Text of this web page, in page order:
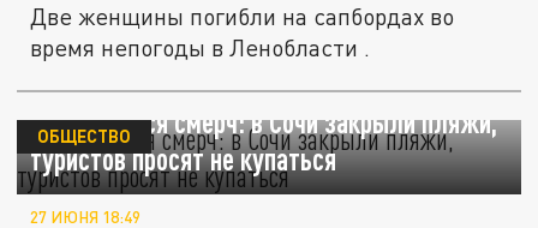
Две женщины погибли на сапбордах во
время непогоды в Ленобласти .
Надвигается смерч: в Сочи закрыли пляжи,
туристов просят не купаться
ОБЩЕСТВО
27 ИЮНЯ 18:49